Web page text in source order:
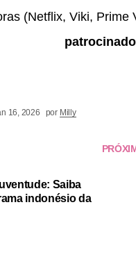
(Netflix, Viki, Prime
patrocinado
16, 2026 por Milly
Saiba
indonésio da